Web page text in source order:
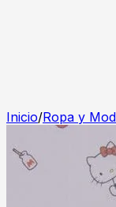
Inicio/Ropa y